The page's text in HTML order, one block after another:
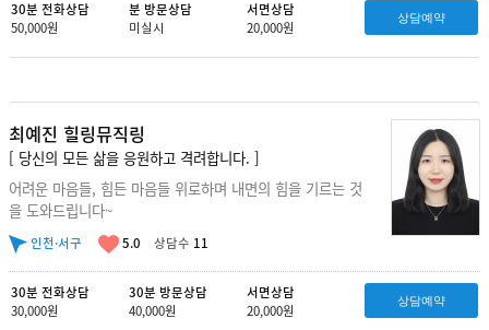
30분 전화상담
50,000원
분 방문상담
미실시
서면상담
20,000원
상담예약
최예진 힐링뮤직링
[ 당신의 모든 삶을 응원하고 격려합니다. ]
어려운 마음들, 힘든 마음들 위로하며 내면의 힘을 기르는 것
을 도와드립니다~
인천·서구 5.0 상담수 11
30분 전화상담
30,000원
30분 방문상담
40,000원
서면상담
20,000원
상담예약